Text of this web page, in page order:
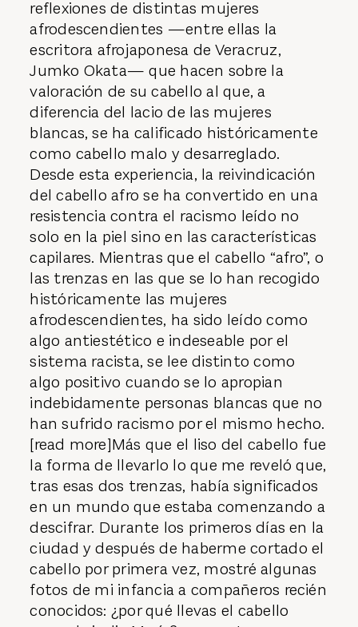
reflexiones de distintas mujeres
afrodescendientes —entre ellas la
escritora afrojaponesa de Veracruz,
Jumko Okata— que hacen sobre la
valoración de su cabello al que, a
diferencia del lacio de las mujeres
blancas, se ha calificado históricamente
como cabello malo y desarreglado.
Desde esta experiencia, la reivindicación
del cabello afro se ha convertido en una
resistencia contra el racismo leído no
solo en la piel sino en las características
capilares. Mientras que el cabello “afro”, o
las trenzas en las que se lo han recogido
históricamente las mujeres
afrodescendientes, ha sido leído como
algo antiestético e indeseable por el
sistema racista, se lee distinto como
algo positivo cuando se lo apropian
indebidamente personas blancas que no
han sufrido racismo por el mismo hecho.
[read more]Más que el liso del cabello fue
la forma de llevarlo lo que me reveló que,
tras esas dos trenzas, había significados
en un mundo que estaba comenzando a
descifrar. Durante los primeros días en la
ciudad y después de haberme cortado el
cabello por primera vez, mostré algunas
fotos de mi infancia a compañeros recién
conocidos: ¿por qué llevas el cabello